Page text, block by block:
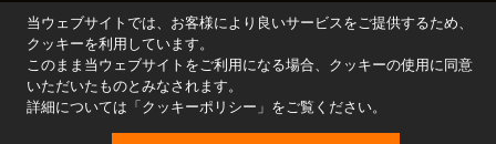
当ウェブサイトでは、お客様により良いサービスをご提供するため、
クッキーを利用しています。
このまま当ウェブサイトをご利用になる場合、クッキーの使用に同意
いただいたものとみなされます。
詳細については「クッキーポリシー 」をご覧ください。